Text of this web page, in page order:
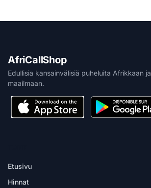
AfriCallShop
Edullisia kansainvälisiä puheluita Afrikkaan ja
maailmaan.
Etusivu
Hinnat